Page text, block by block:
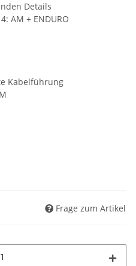
Details
AM + ENDURO
Kabelführung
Frage zum Artikel